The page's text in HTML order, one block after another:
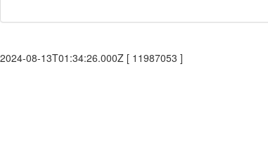
2024-08-13T01:34:26.000Z [ 11987053 ]